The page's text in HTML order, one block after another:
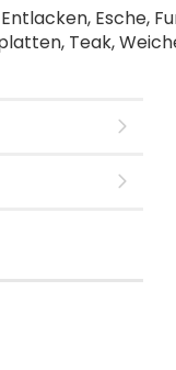
Esche,
Teak,